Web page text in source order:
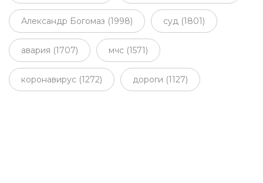
Александр Богомаз (1998) суд (1801)
авария (1707) мчс (1571)
коронавирус (1272) дороги (1127)